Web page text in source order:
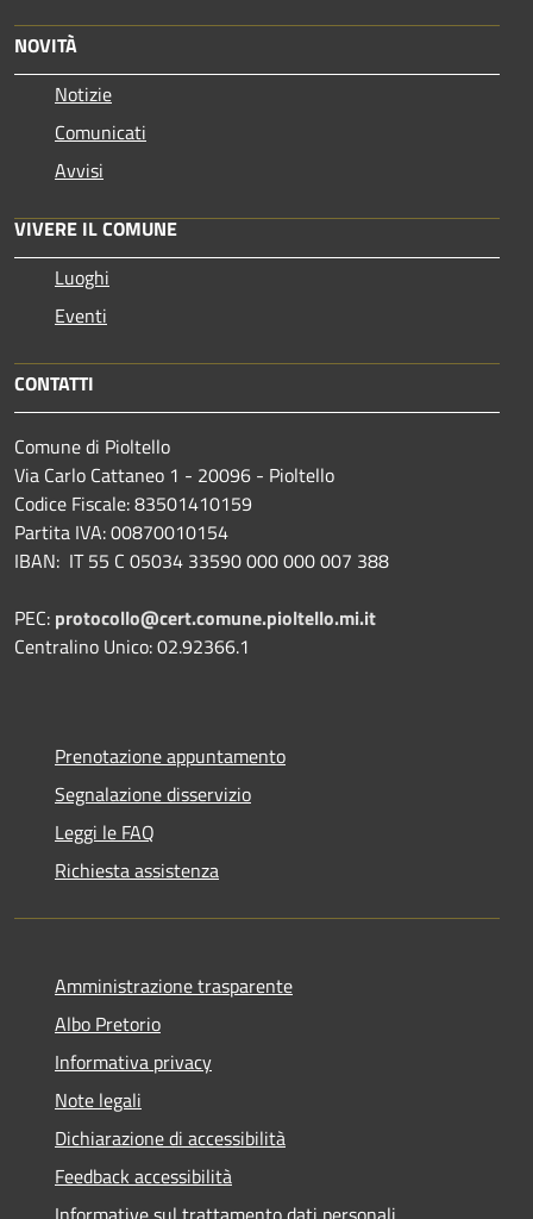
NOVITÀ
Notizie
Comunicati
Avvisi
VIVERE IL COMUNE
Luoghi
Eventi
CONTATTI
Comune di Pioltello
Via Carlo Cattaneo 1 - 20096 - Pioltello
Codice Fiscale: 83501410159
Partita IVA: 00870010154
IBAN: IT 55 C 05034 33590 000 000 007 388
PEC: protocollo@cert.comune.pioltello.mi.it
Centralino Unico: 02.92366.1
Prenotazione appuntamento
Segnalazione disservizio
Leggi le FAQ
Richiesta assistenza
Amministrazione trasparente
Albo Pretorio
Informativa privacy
Note legali
Dichiarazione di accessibilità
Feedback accessibilità